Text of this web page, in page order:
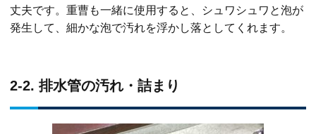
丈夫です。重曹も一緒に使用すると、シュワシュワと泡が
発生して、細かな泡で汚れを浮かし落としてくれます。
2-2. 排水管の汚れ・詰まり